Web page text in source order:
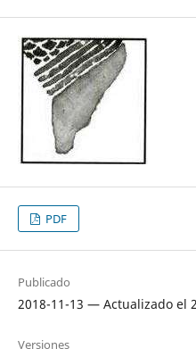
PDF
Publicado
2018-11-13 — Actualizado el
Versiones